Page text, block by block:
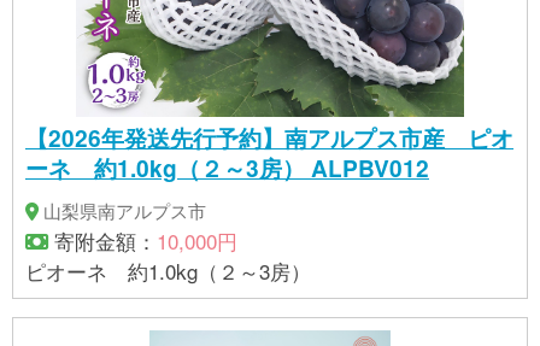
変色が発生する場合があります。純金の品位・品質
には問題ございません。 【提供事業者】株式会社 江
【2026年発送先行予約】南アルプス市産 ピオ
ーネ 約1.0kg（２～3房） ALPBV012
山梨県南アルプス市
寄附金額： 10,000円
ピオーネ 約1.0kg（２～3房）